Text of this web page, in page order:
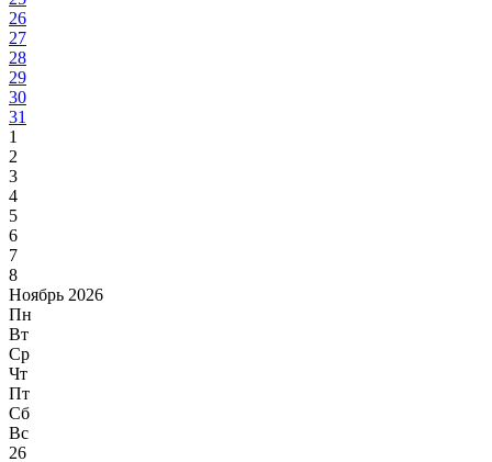
26
27
28
29
30
31
1
2
3
4
5
6
7
8
Ноябрь 2026
Пн
Вт
Ср
Чт
Пт
Сб
Вс
26